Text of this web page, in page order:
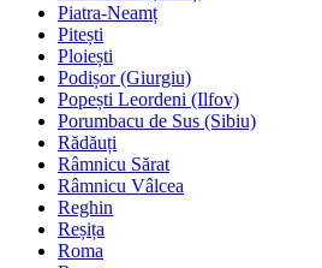
Piatra-Neamț
Pitești
Ploiești
Podișor (Giurgiu)
Popești Leordeni (Ilfov)
Porumbacu de Sus (Sibiu)
Rădăuți
Râmnicu Sărat
Râmnicu Vâlcea
Reghin
Reșița
Roma